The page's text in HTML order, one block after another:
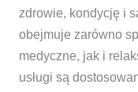
zdrowie, kondycję i
obejmuje zarówno
medyczne, jak i
usługi są